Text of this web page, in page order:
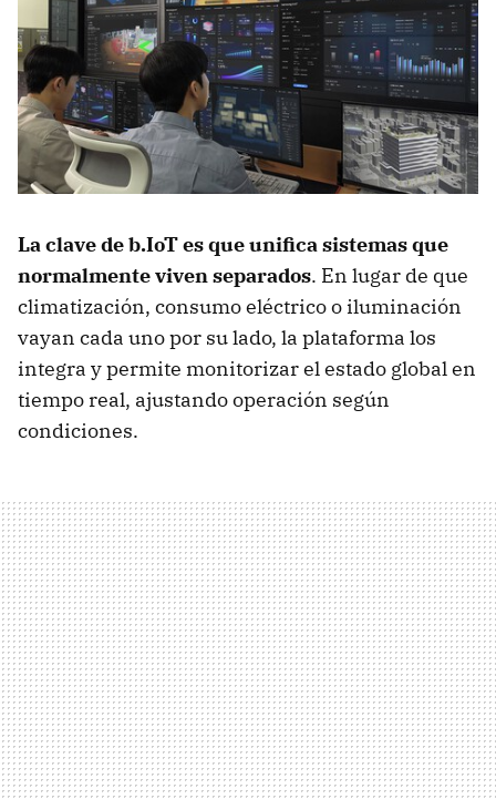
La clave de b.IoT es que unifica sistemas que
normalmente viven separados. En lugar de que
climatización, consumo eléctrico o iluminación
vayan cada uno por su lado, la plataforma los
integra y permite monitorizar el estado global en
tiempo real, ajustando operación según
condiciones.